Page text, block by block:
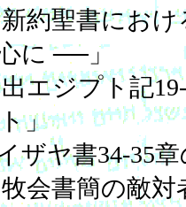
約聖書にお
に ──」
エジプト記
」
ザヤ書34-35章
会書簡の敵